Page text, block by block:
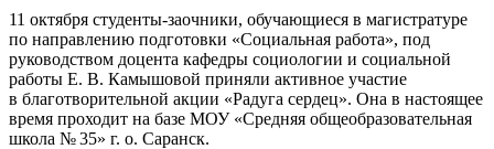
11 октября студенты-заочники, обучающиеся в магистратуре
по направлению подготовки «Социальная работа», под
руководством доцента кафедры социологии и социальной
работы Е. В. Камышовой приняли активное участие
в благотворительной акции «Радуга сердец». Она в настоящее
время проходит на базе МОУ «Средняя общеобразовательная
школа № 35» г. о. Саранск.